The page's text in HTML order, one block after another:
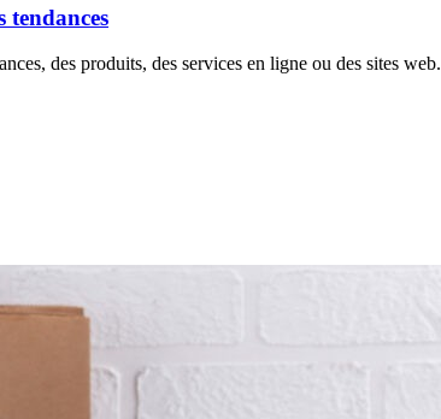
tendances
des produits, des services en ligne ou des sites web.